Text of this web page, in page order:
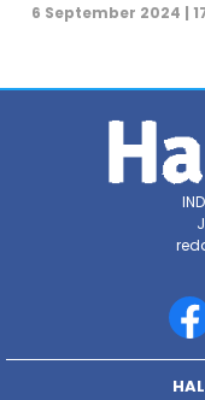
6 September 2024 |